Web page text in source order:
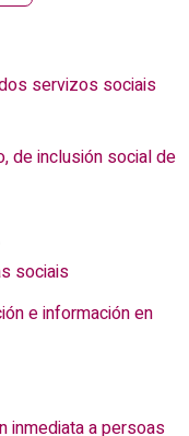
servizos sociais
de inclusión social de
sociais
e información en
inmediata a persoas